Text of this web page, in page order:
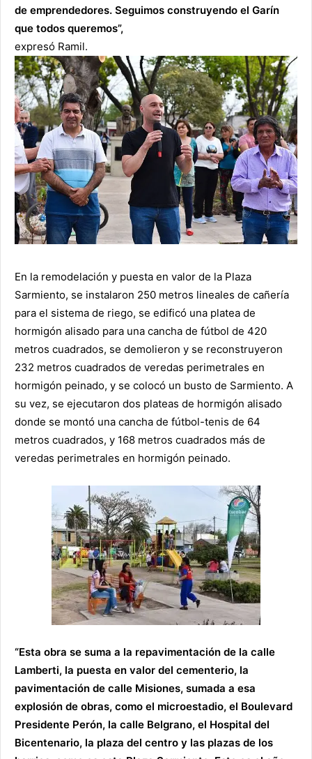
de emprendedores. Seguimos construyendo el Garín
que todos queremos”,
expresó Ramil.
En la remodelación y puesta en valor de la Plaza
Sarmiento, se instalaron 250 metros lineales de cañería
para el sistema de riego, se edificó una platea de
hormigón alisado para una cancha de fútbol de 420
metros cuadrados, se demolieron y se reconstruyeron
232 metros cuadrados de veredas perimetrales en
hormigón peinado, y se colocó un busto de Sarmiento. A
su vez, se ejecutaron dos plateas de hormigón alisado
donde se montó una cancha de fútbol-tenis de 64
metros cuadrados, y 168 metros cuadrados más de
veredas perimetrales en hormigón peinado.
“Esta obra se suma a la repavimentación de la calle
Lamberti, la puesta en valor del cementerio, la
pavimentación de calle Misiones, sumada a esa
explosión de obras, como el microestadio, el Boulevard
Presidente Perón, la calle Belgrano, el Hospital del
Bicentenario, la plaza del centro y las plazas de los